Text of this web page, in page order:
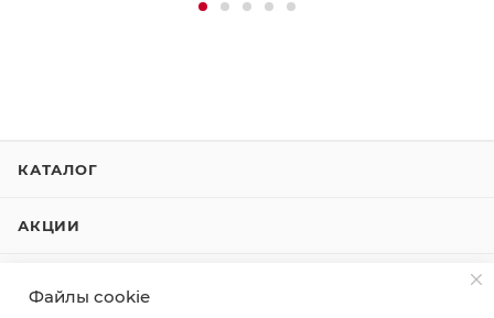
КАТАЛОГ
АКЦИИ
Файлы cookie